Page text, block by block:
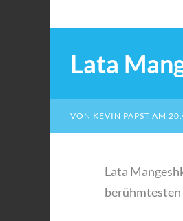
Lata
VON KEVIN PAPST AM
Lata
berühmtesten